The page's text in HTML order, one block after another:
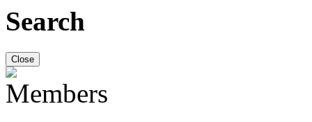
Search
Close